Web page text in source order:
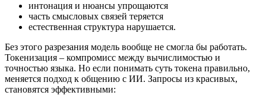
интонация и нюансы упрощаются
часть смысловых связей теряется
естественная структура нарушается.
Без этого разрезания модель вообще не смогла бы работать.
Токенизация – компромисс между вычислимостью и
точностью языка. Но если понимать суть токена правильно,
меняется подход к общению с ИИ. Запросы из красивых,
становятся эффективными: